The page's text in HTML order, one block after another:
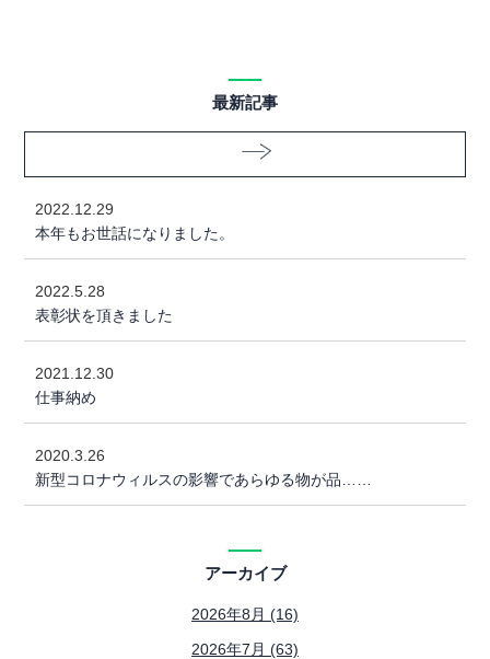
最新記事
2022.12.29
本年もお世話になりました。
2022.5.28
表彰状を頂きました
2021.12.30
仕事納め
2020.3.26
新型コロナウィルスの影響であらゆる物が品……
アーカイブ
2026年8月 (16)
2026年7月 (63)